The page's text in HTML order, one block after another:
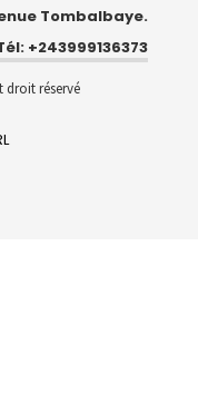
Tombalbaye.
+243999136373
droit réservé